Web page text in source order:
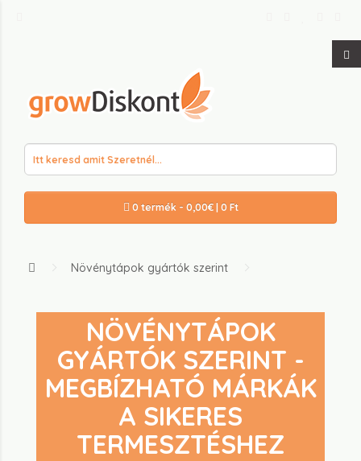
0 termék - 0,00€ | 0 Ft
Növénytápok gyártók szerint
NÖVÉNYTÁPOK
GYÁRTÓK SZERINT -
MEGBÍZHATÓ MÁRKÁK
A SIKERES
TERMESZTÉSHEZ